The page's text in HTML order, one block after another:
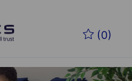
(0)